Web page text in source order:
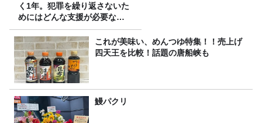
く1年。犯罪を繰り返さないた
めにはどんな支援が必要なの
か
これが美味い、めんつゆ特集！！売上げ
四天王を比較！話題の唐船峡も
鰻パクリ